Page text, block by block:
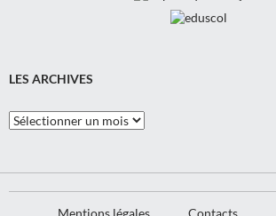
LES ARCHIVES
Les
Archives
Mentions légales Contacts